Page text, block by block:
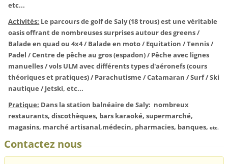
etc...
Activités: Le parcours de golf de Saly (18 trous) est une véritable
oasis offrant de nombreuses surprises autour des greens /
Balade en quad ou 4x4 / Balade en moto / Equitation / Tennis /
Padel / Centre de pêche au gros (espadon) / Pêche avec lignes
manuelles / vols ULM avec différents types d'aéronefs (cours
théoriques et pratiques) / Parachutisme / Catamaran / Surf / Ski
nautique / Jetski, etc...
Pratique: Dans la station balnéaire de Saly: nombreux
restaurants, discothèques, bars karaoké, supermarché,
magasins, marché artisanal,médecin, pharmacies, banques, etc.
Contactez nous